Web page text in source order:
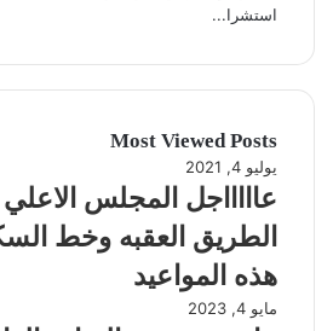
استشرا...
Most Viewed Posts
يوليو 4, 2021
عاااااجل المجلس
الطريق العقبه وخط
هذه المواعيد
مايو 4, 2023